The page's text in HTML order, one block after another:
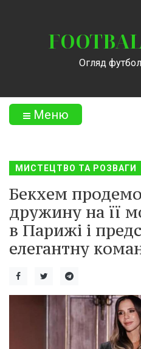
Огляд
Меню
МИСТЕЦТВО ТА РОЗВАГИ
Бекхем
дружину на її
в Парижі і
елегантну